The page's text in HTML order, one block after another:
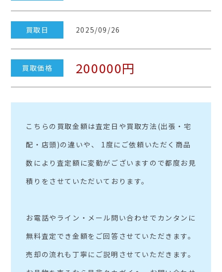
買取日 2025/09/26
買取価格 200000円
こちらの買取金額は査定日や買取方法(出張・宅
配・店頭)の違いや、 1度にご依頼いただく商品
数により査定額に変動がございますので都度お見
積りをさせていただいております。
お電話やライン・メール問い合わせでカンタンに
無料査定でき金額をご回答させていただきます。
売却の流れも丁寧にご説明させていただきます。